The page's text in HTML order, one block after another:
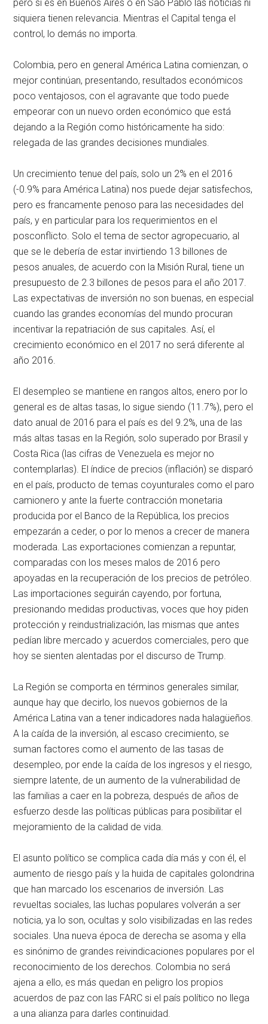
pero si es en Buenos Aires o en Sao Pablo las noticias ni
siquiera tienen relevancia. Mientras el Capital tenga el
control, lo demás no importa.
Colombia, pero en general América Latina comienzan, o
mejor continúan, presentando, resultados económicos
poco ventajosos, con el agravante que todo puede
empeorar con un nuevo orden económico que está
dejando a la Región como históricamente ha sido:
relegada de las grandes decisiones mundiales.
Un crecimiento tenue del país, solo un 2% en el 2016
(-0.9% para América Latina) nos puede dejar satisfechos,
pero es francamente penoso para las necesidades del
país, y en particular para los requerimientos en el
posconflicto. Solo el tema de sector agropecuario, al
que se le debería de estar invirtiendo 13 billones de
pesos anuales, de acuerdo con la Misión Rural, tiene un
presupuesto de 2.3 billones de pesos para el año 2017.
Las expectativas de inversión no son buenas, en especial
cuando las grandes economías del mundo procuran
incentivar la repatriación de sus capitales. Así, el
crecimiento económico en el 2017 no será diferente al
año 2016.
El desempleo se mantiene en rangos altos, enero por lo
general es de altas tasas, lo sigue siendo (11.7%), pero el
dato anual de 2016 para el país es del 9.2%, una de las
más altas tasas en la Región, solo superado por Brasil y
Costa Rica (las cifras de Venezuela es mejor no
contemplarlas). El índice de precios (inflación) se disparó
en el país, producto de temas coyunturales como el paro
camionero y ante la fuerte contracción monetaria
producida por el Banco de la República, los precios
empezarán a ceder, o por lo menos a crecer de manera
moderada. Las exportaciones comienzan a repuntar,
comparadas con los meses malos de 2016 pero
apoyadas en la recuperación de los precios de petróleo.
Las importaciones seguirán cayendo, por fortuna,
presionando medidas productivas, voces que hoy piden
protección y reindustrialización, las mismas que antes
pedían libre mercado y acuerdos comerciales, pero que
hoy se sienten alentadas por el discurso de Trump.
La Región se comporta en términos generales similar,
aunque hay que decirlo, los nuevos gobiernos de la
América Latina van a tener indicadores nada halagüeños.
A la caída de la inversión, al escaso crecimiento, se
suman factores como el aumento de las tasas de
desempleo, por ende la caída de los ingresos y el riesgo,
siempre latente, de un aumento de la vulnerabilidad de
las familias a caer en la pobreza, después de años de
esfuerzo desde las políticas públicas para posibilitar el
mejoramiento de la calidad de vida.
El asunto político se complica cada día más y con él, el
aumento de riesgo país y la huida de capitales golondrina
que han marcado los escenarios de inversión. Las
revueltas sociales, las luchas populares volverán a ser
noticia, ya lo son, ocultas y solo visibilizadas en las redes
sociales. Una nueva época de derecha se asoma y ella
es sinónimo de grandes reivindicaciones populares por el
reconocimiento de los derechos. Colombia no será
ajena a ello, es más quedan en peligro los propios
acuerdos de paz con las FARC si el país político no llega
a una alianza para darles continuidad.